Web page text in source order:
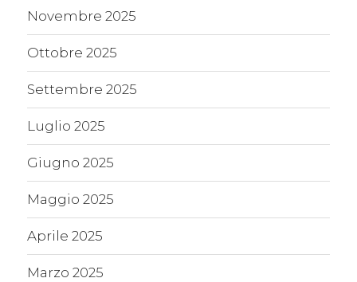
Novembre 2025
Ottobre 2025
Settembre 2025
Luglio 2025
Giugno 2025
Maggio 2025
Aprile 2025
Marzo 2025